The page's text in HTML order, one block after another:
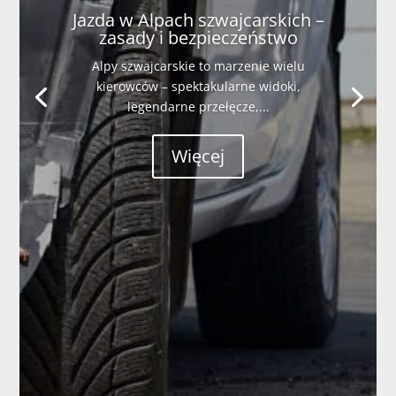
Jazda w Alpach szwajcarskich –
zasady i bezpieczeństwo
Alpy szwajcarskie to marzenie wielu
kierowców – spektakularne widoki,
legendarne przełęcze,...
Więcej